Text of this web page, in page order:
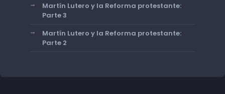
Martín Lutero y la Reforma protestante:
Parte 3
Martín Lutero y la Reforma protestante:
Parte 2